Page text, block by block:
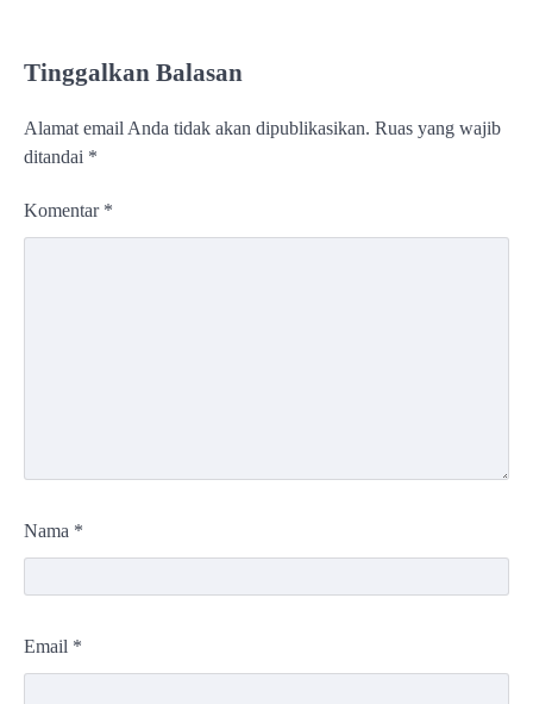
Tinggalkan Balasan
Alamat email Anda tidak akan dipublikasikan. Ruas yang wajib
ditandai *
Komentar *
Nama *
Email *